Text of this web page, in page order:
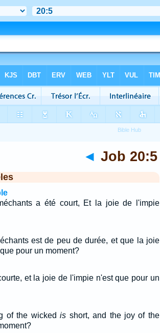
◄ Job 20:5
a été court, Et la joie de l'impie
est de peu de durée, et que la joie
pour un moment?
et la joie de l'impie n'est que pour un
of the wickedis short, and the joy of the